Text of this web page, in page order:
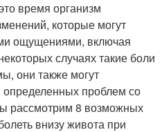
время организм
которые могут
ощущениями, включая
случаях такие боли
они также могут
определенных проблем со
рассмотрим 8 возможных
внизу живота при